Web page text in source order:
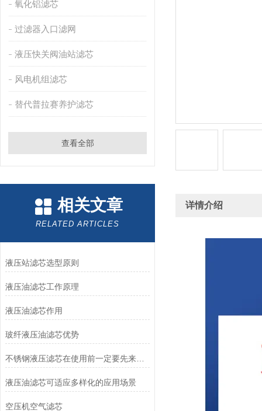
氧化铝滤芯
过滤器入口滤网
液压快关阀油站滤芯
风电机组滤芯
替代普拉赛养护滤芯
查看全部
相关文章
RELATED ARTICLES
液压站滤芯选型原则
液压油滤芯工作原理
液压油滤芯作用
玻纤液压油滤芯优势
不锈钢液压滤芯在使用前一定要先来了解下这些
液压油滤芯可适应多样化的应用场景
空压机空气滤芯
详情介绍